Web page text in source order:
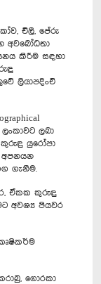
චිලී, පේරු
අවබෝධතා
කිරීම සඳහා
ලියාපදිංචි
ලබා
කුරුඳු යුරෝපා
අපනයන
ගැනීම.
ඒකක කුරුඳු
අවශ්‍ය පියවර
ගොරකා